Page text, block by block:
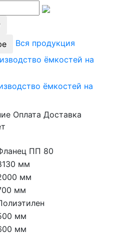
Вся продукция
ёмкостей на
ёмкостей на
Оплата Доставка
ПП 80
мм
мм
мм
мм
мм